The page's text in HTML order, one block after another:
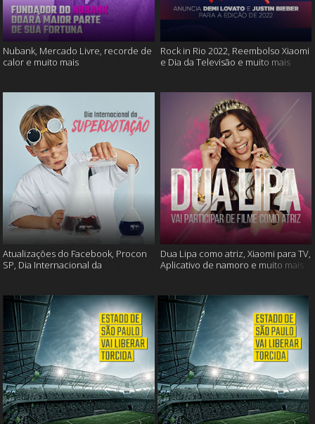
Nubank, Mercado Livre, recorde de
calor e muito mais
Rock in Rio 2022, Reembolso Xiaomi
e Dia da Televisão e muito mais
Atualizações do Facebook, Procon
SP, Dia Internacional da
Dua Lipa como atriz, Xiaomi para TV,
Aplicativo de namoro e muito mais